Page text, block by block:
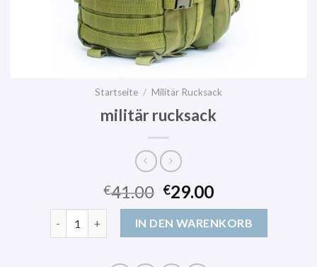
Startseite / Militär Rucksack
militär rucksack
€41.00 €29.00
militär rucksack MengeIN DEN WARENKORB